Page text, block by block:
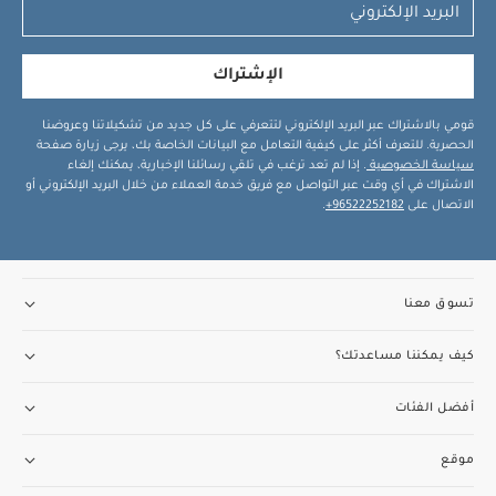
الإشتراك
قومي بالاشتراك عبر البريد الإلكتروني لتتعرفي على كل جديد من تشكيلاتنا وعروضنا
الحصرية. للتعرف أكثر على كيفية التعامل مع البيانات الخاصة بك، يرجى زيارة صفحة
سياسة الخصوصية . إذا لم تعد ترغب في تلقي رسائلنا الإخبارية، يمكنك إلغاء
الاشتراك في أي وقت عبر التواصل مع فريق خدمة العملاء من خلال البريد الإلكتروني أو
الاتصال على 96522252182+
.
تسوق معنا
كيف يمكننا مساعدتك؟
أفضل الفئات
موقع